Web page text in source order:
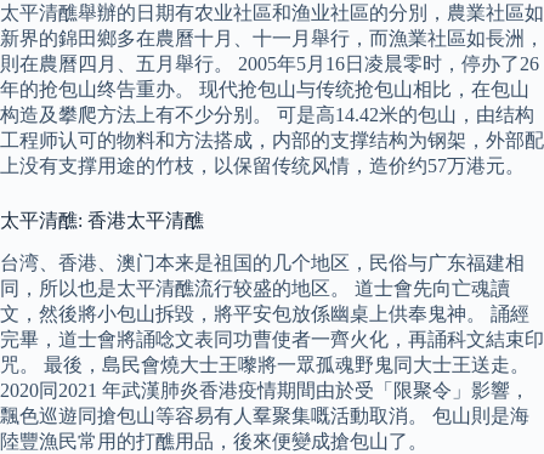
太平清醮舉辦的日期有农业社區和渔业社區的分別，農業社區如
新界的錦田鄉多在農曆十月、十一月舉行，而漁業社區如長洲，
則在農曆四月、五月舉行。 2005年5月16日凌晨零时，停办了26
年的抢包山终告重办。 现代抢包山与传统抢包山相比，在包山
构造及攀爬方法上有不少分别。 可是高14.42米的包山，由结构
工程师认可的物料和方法搭成，内部的支撑结构为钢架，外部配
上没有支撑用途的竹枝，以保留传统风情，造价约57万港元。
太平清醮: 香港太平清醮
台湾、香港、澳门本来是祖国的几个地区，民俗与广东福建相
同，所以也是太平清醮流行较盛的地区。 道士會先向亡魂讀
文，然後將小包山拆毀，將平安包放係幽桌上供奉鬼神。 誦經
完畢，道士會將誦唸文表同功曹使者一齊火化，再誦科文結束印
咒。 最後，島民會燒大士王嚟將一眾孤魂野鬼同大士王送走。
2020同2021 年武漢肺炎香港疫情期間由於受「限聚令」影響，
飄色巡遊同搶包山等容易有人羣聚集嘅活動取消。 包山則是海
陸豐漁民常用的打醮用品，後來便變成搶包山了。